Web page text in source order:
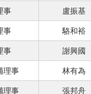
事 盧振基
事 駱和裕
事 謝興國
理事 林有為
理事 張邦舟